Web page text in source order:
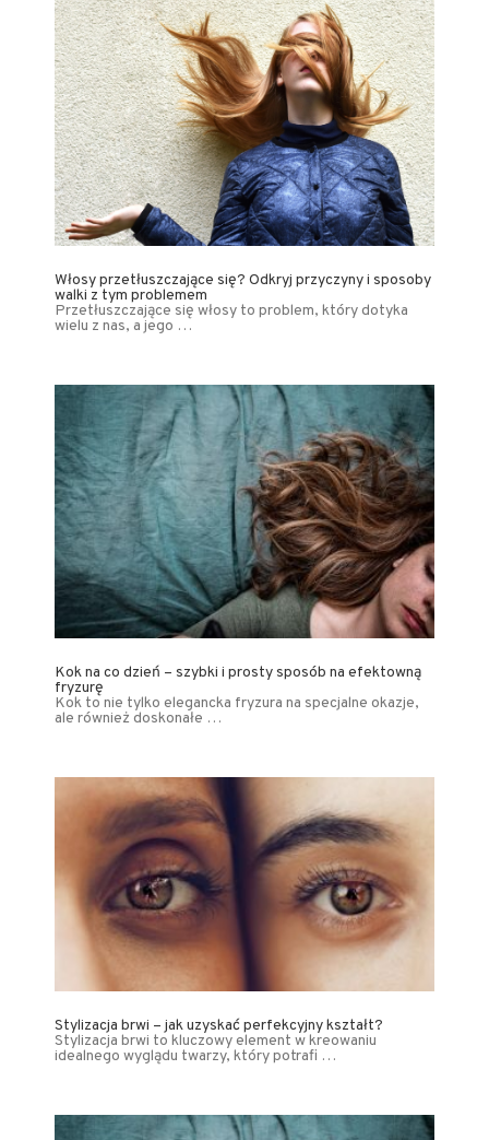
Włosy przetłuszczające się? Odkryj przyczyny i sposoby
walki z tym problemem
Przetłuszczające się włosy to problem, który dotyka
wielu z nas, a jego …
Kok na co dzień – szybki i prosty sposób na efektowną
fryzurę
Kok to nie tylko elegancka fryzura na specjalne okazje,
ale również doskonałe …
Stylizacja brwi – jak uzyskać perfekcyjny kształt?
Stylizacja brwi to kluczowy element w kreowaniu
idealnego wyglądu twarzy, który potrafi …